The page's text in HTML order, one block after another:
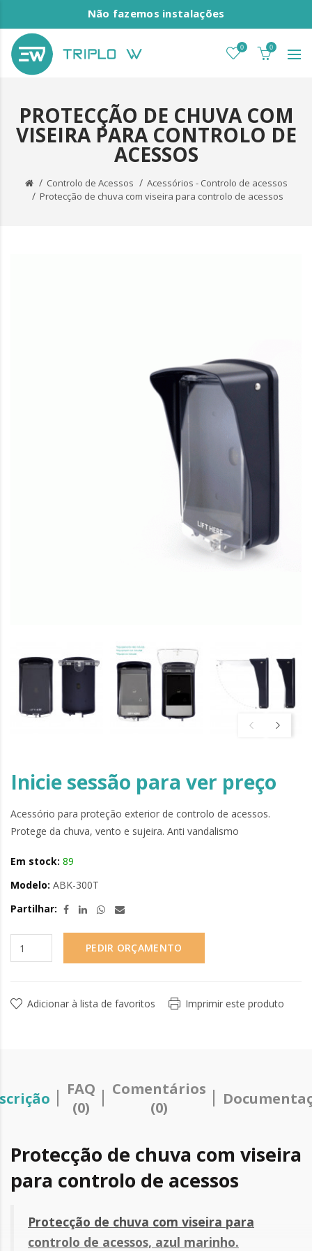
Não fazemos instalações
0 0
PROTECÇÃO DE CHUVA COM
VISEIRA PARA CONTROLO DE
ACESSOS
Controlo de Acessos
Acessórios - Controlo de acessos
Protecção de chuva com viseira para controlo de acessos
Inicie sessão para ver preço
Acessório para proteção exterior de controlo de acessos.
Protege da chuva, vento e sujeira. Anti vandalismo
Em stock: 89
Modelo: ABK-300T
Partilhar:
PEDIR ORÇAMENTO
Adicionar à lista de favoritos Imprimir este produto
FAQ
(0)
Comentários
(0)
Protecção de chuva com viseira
para controlo de acessos
Protecção de chuva com viseira para
controlo de acessos, azul marinho.